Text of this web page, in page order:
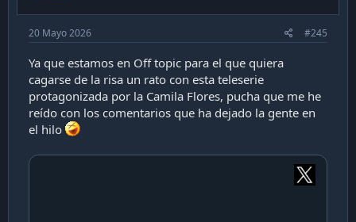
20 Mayo 2026 #245
Ya que estamos en Off topic para el que quiera
cagarse de la risa un rato con esta teleserie
protagonizada por la Camila Flores, pucha que me he
reído con los comentarios que ha dejado la gente en
el hilo